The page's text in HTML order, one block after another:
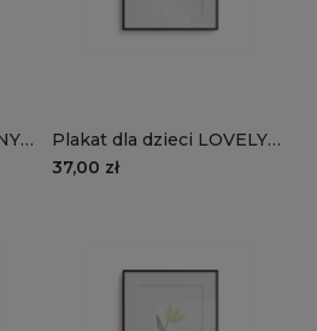
Plakat dla dzieci LOVELY
FARM wzór D160 | astry
37,00 zł